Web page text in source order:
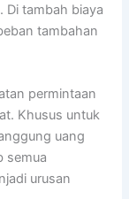
Di tambah biaya
tambahan
permintaan
Khusus untuk
uang
semua
urusan